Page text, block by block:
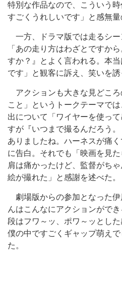
特別な作品なので、こういう
すごくうれしいです」と感無量
一方、ドラマ版では走るシ
「あの走り方はわざとですか
すか？』とよく言われる。本
です」と観客に訴え、笑いを誘
アクションも大きな見どころ
こと」というトークテーマで
出について「ワイヤーを使っ
すが『いつまで撮るんだろう
ありましたね。ハーネスが痛
に告白。それでも「映画を見た
肩は痛かったけど、監督がち
絵が撮れた」と感謝を述べた。
劇場版からの参加となった伊
んはこんなにアクションがで
段はフワ～ッ、ポワ～ッとし
僕の中ですごくギャップ萌え
た。